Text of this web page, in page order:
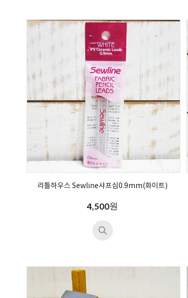
리틀하우스 Sewline샤프심0.9mm(화이트)
4,500원